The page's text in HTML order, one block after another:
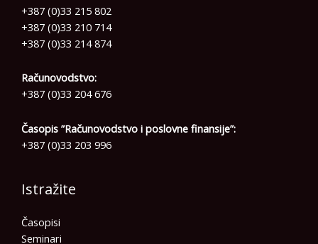
+387 (0)33 215 802
+387 (0)33 210 714
+387 (0)33 214 874
Računovodstvo:
+387 (0)33 204 676
Časopis ”Računovodstvo i poslovne finansije”:
+387 (0)33 203 996
Istražite
Časopisi
Seminari